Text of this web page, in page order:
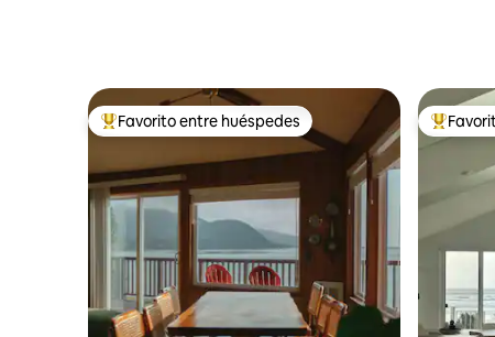
Favorito entre huéspedes preferido
Favorito entre huéspedes Favorito